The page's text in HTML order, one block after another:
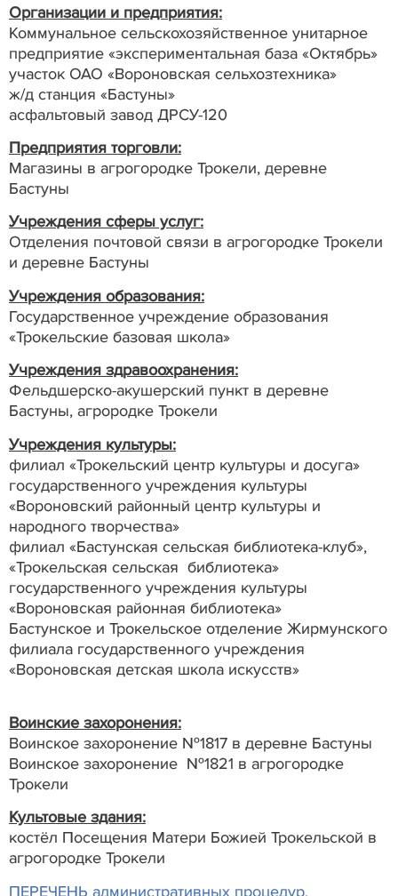
Организации и предприятия:
Коммунальное сельскохозяйственное унитарное
предприятие «экспериментальная база «Октябрь»
участок ОАО «Вороновская сельхозтехника»
ж/д станция «Бастуны»
асфальтовый завод ДРСУ-120
Предприятия торговли:
Магазины в агрогородке Трокели, деревне
Бастуны
Учреждения сферы услуг:
Отделения почтовой связи в агрогородке Трокели
и деревне Бастуны
Учреждения образования:
Государственное учреждение образования
«Трокельские базовая школа»
Учреждения здравоохранения:
Фельдшерско-акушерский пункт в деревне
Бастуны, агрородке Трокели
Учреждения культуры:
филиал «Трокельский центр культуры и досуга»
государственного учреждения культуры
«Вороновский районный центр культуры и
народного творчества»
филиал «Бастунская сельская библиотека-клуб»,
«Трокельская сельская библиотека»
государственного учреждения культуры
«Вороновская районная библиотека»
Бастунское и Трокельское отделение Жирмунского
филиала государственного учреждения
«Вороновская детская школа искусств»
Воинские захоронения:
Воинское захоронение №1817 в деревне Бастуны
Воинское захоронение №1821 в агрогородке
Трокели
Культовые здания:
костёл Посещения Матери Божией Трокельской в
агрогородке Трокели
ПЕРЕЧЕНЬ административных процедур,